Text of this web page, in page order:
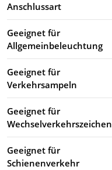
Anschlussart
Geeignet für
Allgemeinbeleuchtung
Geeignet für
Verkehrsampeln
Geeignet für
Wechselverkehrszeichen
Geeignet für
Schienenverkehr